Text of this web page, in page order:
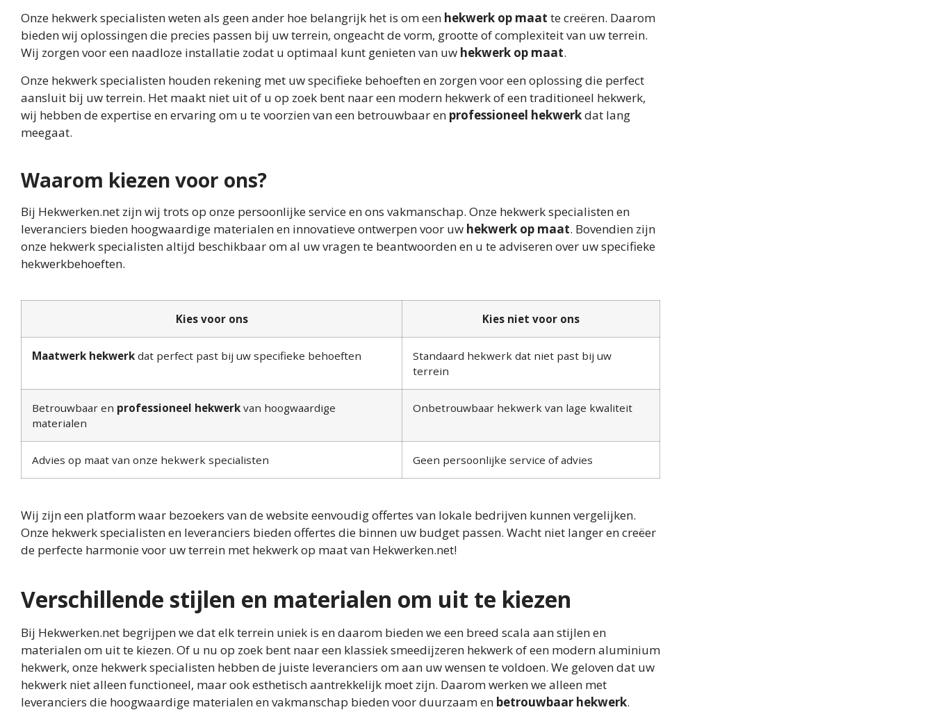
Onze hekwerk specialisten weten als geen ander hoe belangrijk het is om een hekwerk op maat te creëren. Daarom
bieden wij oplossingen die precies passen bij uw terrein, ongeacht de vorm, grootte of complexiteit van uw terrein.
Wij zorgen voor een naadloze installatie zodat u optimaal kunt genieten van uw hekwerk op maat.
Onze hekwerk specialisten houden rekening met uw specifieke behoeften en zorgen voor een oplossing die perfect
aansluit bij uw terrein. Het maakt niet uit of u op zoek bent naar een modern hekwerk of een traditioneel hekwerk,
wij hebben de expertise en ervaring om u te voorzien van een betrouwbaar en professioneel hekwerkdat lang
meegaat.
Waarom kiezen voor ons?
Bij Hekwerken.net zijn wij trots op onze persoonlijke service en ons vakmanschap. Onze hekwerk specialisten en
leveranciers bieden hoogwaardige materialen en innovatieve ontwerpen voor uw hekwerk op maat. Bovendien zijn
onze hekwerk specialisten altijd beschikbaar om al uw vragen te beantwoorden en u te adviseren over uw specifieke
hekwerkbehoeften.
Kies voor ons Kies niet voor ons
Maatwerk hekwerk dat perfect past bij uw specifieke behoeften
Standaard hekwerk dat niet past bij uw
terrein
Betrouwbaar en professioneel hekwerk van hoogwaardige
materialen
Onbetrouwbaar hekwerk van lage kwaliteit
Advies op maat van onze hekwerk specialisten Geen persoonlijke service of advies
Wij zijn een platform waar bezoekers van de website eenvoudig offertes van lokale bedrijven kunnen vergelijken.
Onze hekwerk specialisten en leveranciers bieden offertes die binnen uw budget passen. Wacht niet langer en creëer
de perfecte harmonie voor uw terrein met hekwerk op maat van Hekwerken.net!
Verschillende stijlen en materialen om uit te kiezen
Bij Hekwerken.net begrijpen we dat elk terrein uniek is en daarom bieden we een breed scala aan stijlen en
materialen om uit te kiezen. Of u nu op zoek bent naar een klassiek smeedijzeren hekwerk of een modern aluminium
hekwerk, onze hekwerk specialisten hebben de juiste leveranciers om aan uw wensen te voldoen. We geloven dat uw
hekwerk niet alleen functioneel, maar ook esthetisch aantrekkelijk moet zijn. Daarom werken we alleen met
leveranciers die hoogwaardige materialen en vakmanschap bieden voor duurzaam en betrouwbaar hekwerk.